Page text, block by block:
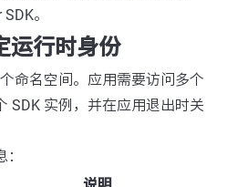
。
运行时身份
命名空间。应用需要访问多个
SDK 实例，并在应用退出时关